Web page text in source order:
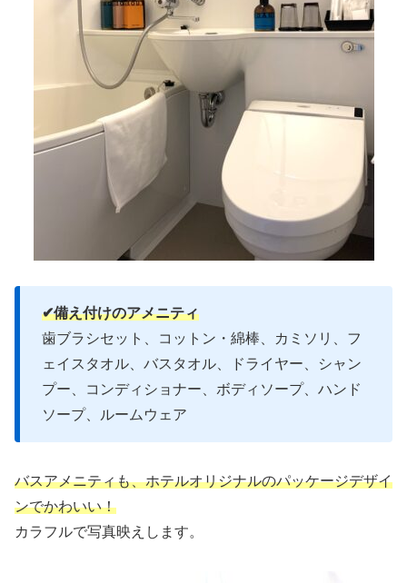
✔︎備え付けのアメニティ
歯ブラシセット、コットン・綿棒、カミソリ、フ
ェイスタオル、バスタオル、ドライヤー、シャン
プー、コンディショナー、ボディソープ、ハンド
ソープ、ルームウェア
バスアメニティも、ホテルオリジナルのパッケージデザイ
ンでかわいい！
カラフルで写真映えします。